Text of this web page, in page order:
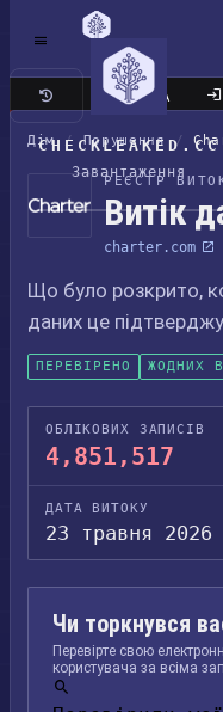
CHECKLEAKED.CC
Завантаження
Класичний сайт
Дім / Порушення /
РЕЄСТР
Витік
charter.com
Що було розкрито,
даних це
ПЕРЕВІРЕНО ЖОДНИХ
ОБЛІКОВИХ ЗАПИСІВ
4,851,517
ДАТА ВИТОКУ
23 травня 2026
Чи торкнувся
Перевірте свою
користувача за всіма